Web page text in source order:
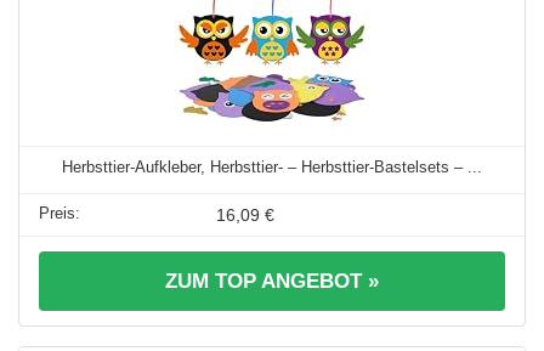
Herbsttier-Aufkleber, Herbsttier- – Herbsttier-Bastelsets – ...
16,09 €
ZUM TOP ANGEBOT »